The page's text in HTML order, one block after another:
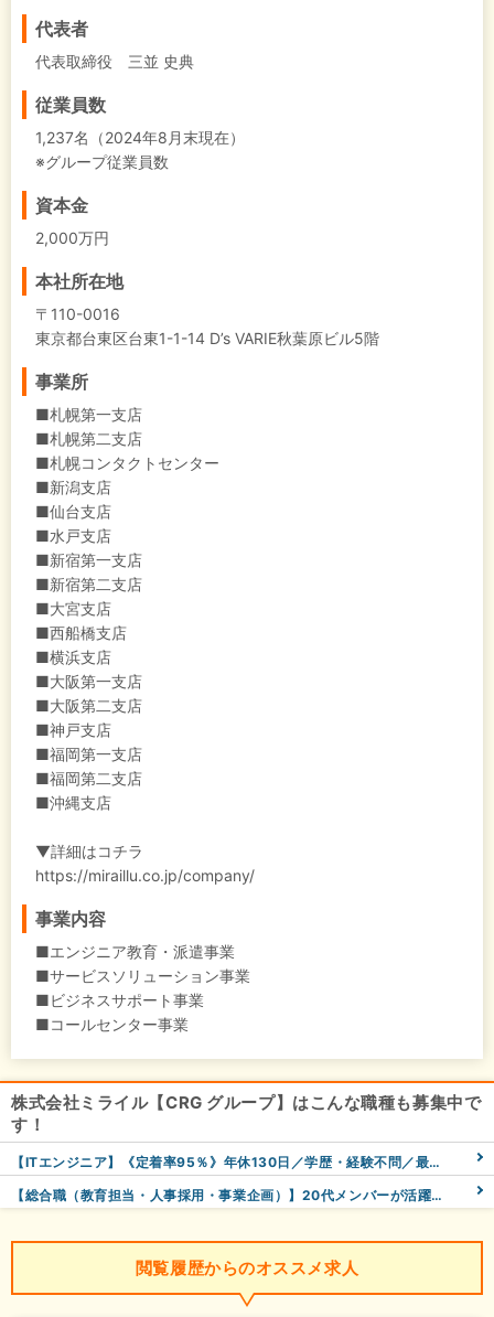
代表者
代表取締役 三並 史典
従業員数
1,237名（2024年8月末現在）
※グループ従業員数
資本金
2,000万円
本社所在地
〒110-0016
東京都台東区台東1-1-14 D’s VARIE秋葉原ビル5階
事業所
■札幌第一支店
■札幌第二支店
■札幌コンタクトセンター
■新潟支店
■仙台支店
■水戸支店
■新宿第一支店
■新宿第二支店
■大宮支店
■西船橋支店
■横浜支店
■大阪第一支店
■大阪第二支店
■神戸支店
■福岡第一支店
■福岡第二支店
■沖縄支店
▼詳細はコチラ
https://miraillu.co.jp/company/
事業内容
■エンジニア教育・派遣事業
■サービスソリューション事業
■ビジネスサポート事業
■コールセンター事業
株式会社ミライル【CRG グループ】はこんな職種も募集中で
す！
【ITエンジニア】《定着率95％》年休130日／学歴・経験不問／最長12ヵ月の研修で安心スタート！
【総合職（教育担当・人事採用・事業企画）】20代メンバーが活躍中！総合職で自分らしいキャリアを描ける◎
閲覧履歴からのオススメ求人